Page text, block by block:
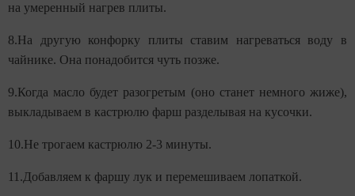
на умеренный нагрев плиты.
8.На другую конфорку плиты ставим нагреваться воду в
чайнике. Она понадобится чуть позже.
9.Когда масло будет разогретым (оно станет немного жиже),
выкладываем в кастрюлю фарш разделывая на кусочки.
10.Не трогаем кастрюлю 2-3 минуты.
11.Добавляем к фаршу лук и перемешиваем лопаткой.